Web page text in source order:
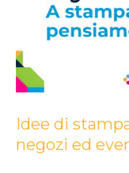
Idee di
negozi ed
formato
negozi
ed